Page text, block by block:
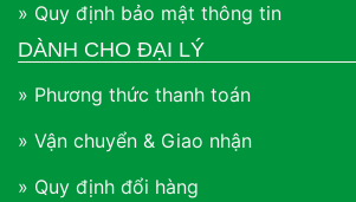
» Quy định bảo mật thông tin
DÀNH CHO ĐẠI LÝ
» Phương thức thanh toán
» Vận chuyển & Giao nhận
» Quy định đổi hàng